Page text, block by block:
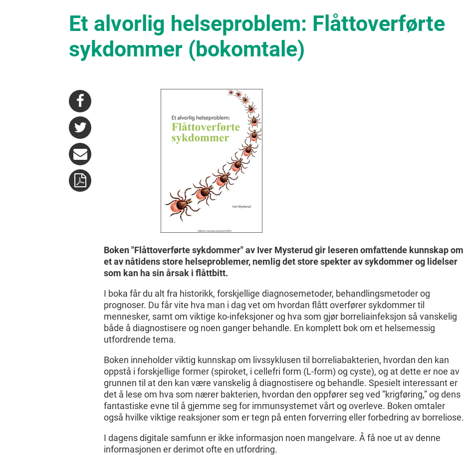
Et alvorlig helseproblem: Flåttoverførte
sykdommer (bokomtale)
Boken "Flåttoverførte sykdommer" av Iver Mysterud gir leseren omfattende kunnskap om
et av nåtidens store helseproblemer, nemlig det store spekter av sykdommer og lidelser
som kan ha sin årsak i flåttbitt.
I boka får du alt fra historikk, forskjellige diagnosemetoder, behandlingsmetoder og
prognoser. Du får vite hva man i dag vet om hvordan flått overfører sykdommer til
mennesker, samt om viktige ko-infeksjoner og hva som gjør borreliainfeksjon så vanskelig
både å diagnostisere og noen ganger behandle. En komplett bok om et helsemessig
utfordrende tema.
Boken inneholder viktig kunnskap om livssyklusen til borreliabakterien, hvordan den kan
oppstå i forskjellige former (spiroket, i cellefri form (L-form) og cyste), og at dette er noe av
grunnen til at den kan være vanskelig å diagnostisere og behandle. Spesielt interessant er
det å lese om hva som nærer bakterien, hvordan den oppfører seg ved ”krigføring,” og dens
fantastiske evne til å gjemme seg for immunsystemet vårt og overleve. Boken omtaler
også hvilke viktige reaksjoner som er tegn på enten forverring eller forbedring av borreliose.
I dagens digitale samfunn er ikke informasjon noen mangelvare. Å få noe ut av denne
informasjonen er derimot ofte en utfordring.